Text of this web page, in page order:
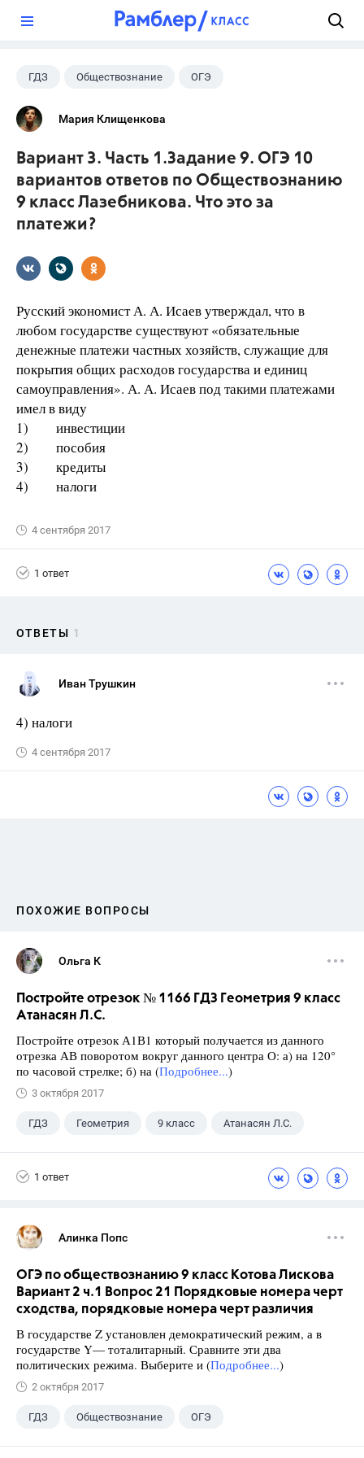
ГДЗ Обществознание ОГЭ
9 класс
Мария Клищенкова
Вариант 3. Часть 1.Задание 9. ОГЭ 10
вариантов ответов по Обществознанию
9 класс Лазебникова. Что это за
платежи?
Русский экономист А. А. Исаев утверждал, что в
любом государстве существуют «обязательные
денежные платежи частных хозяйств, служащие для
покрытия общих расходов государства и единиц
самоуправления». А. А. Исаев под такими платежами
имел в виду
1) инвестиции
2) пособия
3) кредиты
4) налоги
4 сентября 2017
1 ответ
ОТВЕТЫ 1
Иван Трушкин
4) налоги
4 сентября 2017
ПОХОЖИЕ ВОПРОСЫ
Ольга К
Постройте отрезок № 1166 ГДЗ Геометрия 9 класс
Атанасян Л.С.
Постройте отрезок А1В1 который получается из данного
отрезка АВ поворотом вокруг данного центра О: а) на 120°
по часовой стрелке; б) на (Подробнее...)
3 октября 2017
ГДЗ Геометрия 9 класс Атанасян Л.С.
1 ответ
Алинка Попс
ОГЭ по обществознанию 9 класс Котова Лискова
Вариант 2 ч.1 Вопрос 21 Порядковые номера черт
сходства, порядковые номера черт различия
В государстве Z установлен демократический режим, а в
государстве Y— тоталитарный. Сравните эти два
политических режима. Выберите и (Подробнее...)
2 октября 2017
ГДЗ Обществознание ОГЭ